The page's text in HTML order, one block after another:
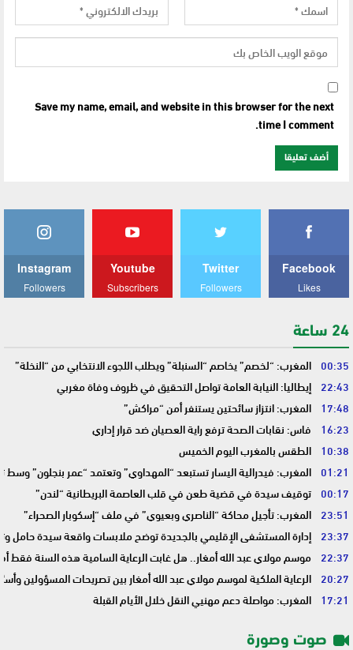
Save my name, email, and website in this browser for the next
time I comment.
Facebook
Likes
Twitter
Followers
Youtube
Subscribers
Instagram
Followers
24 ساعة
00:35 المغرب: “لخصم” يخاصم “السنبلة” ويطلب اللجوء الانتخابي من “النخلة”
22:43 إيطاليا: النيابة العامة تواصل التحقيق في ظروف وفاة مغربي
17:48 المغرب: انتزاز سائحتين يستنفر أمن “مراكش”
16:23 فاس: نقابات الصحة ترفع راية العصيان ضد قرار إداري
10:38 الطقس بالمغرب اليوم الخميس
01:21 المغرب: فيدرالية اليسار تستبعد “المهداوي” وتعتمد “عمر بنجلون”
00:17 توقيف سيدة في قضية طعن في قلب العاصمة البريطانية “لندن”
23:51 المغرب: تأجيل محاكة “الناصري وبعيوي” في ملف “إسكوبار الصحراء”
23:37 إدارة المستشفى الإقليمي بالجديدة توضح ملابسات واقعة سيدة حامل
22:37 موسم مولاي عبد الله أمغار.. هل غابت الرعاية السامية هذه السنة فقط
20:27 الرعاية الملكية لموسم مولاي عبد الله أمغار بين تصريحات المسؤولين
17:21 المغرب: مواصلة دعم مهنيي النقل خلال الأيام القبلة
صوت وصورة